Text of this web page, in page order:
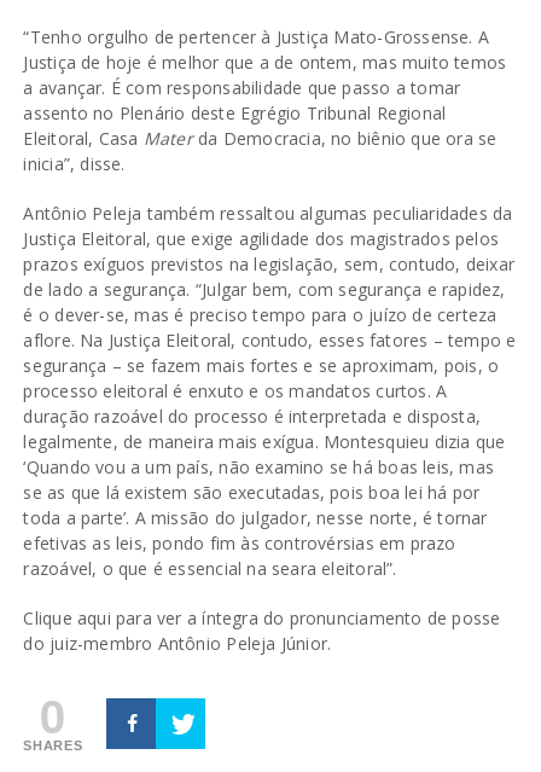
“Tenho orgulho de pertencer à Justiça Mato-Grossense. A
Justiça de hoje é melhor que a de ontem, mas muito temos
a avançar. É com responsabilidade que passo a tomar
assento no Plenário deste Egrégio Tribunal Regional
Eleitoral, Casa Materda Democracia, no biênio que ora se
inicia”, disse.
Antônio Peleja também ressaltou algumas peculiaridades da
Justiça Eleitoral, que exige agilidade dos magistrados pelos
prazos exíguos previstos na legislação, sem, contudo, deixar
de lado a segurança. “Julgar bem, com segurança e rapidez,
é o dever-se, mas é preciso tempo para o juízo de certeza
aflore. Na Justiça Eleitoral, contudo, esses fatores – tempo e
segurança – se fazem mais fortes e se aproximam, pois, o
processo eleitoral é enxuto e os mandatos curtos. A
duração razoável do processo é interpretada e disposta,
legalmente, de maneira mais exígua. Montesquieu dizia que
‘Quando vou a um país, não examino se há boas leis, mas
se as que lá existem são executadas, pois boa lei há por
toda a parte’. A missão do julgador, nesse norte, é tornar
efetivas as leis, pondo fim às controvérsias em prazo
razoável, o que é essencial na seara eleitoral”.
Clique aquipara ver a íntegra do pronunciamento de posse
do juiz-membro Antônio Peleja Júnior.
0
SHARES